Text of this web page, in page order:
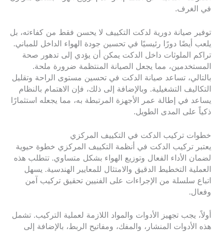
في الغرف.
توفير صيانة دورية لدكت التكييف لا يحسن فقط من كفاءته، بل
يلعب أيضًا دورًا رئيسيًا في تحسين جودة الهواء الداخل للمباني.
تراكم الملوثات داخل الدكت يمكن أن يؤدي إلى تدهور صحة
المستخدمين، مما يجعل الصيانة المنتظمة ضرورة ملحة.
بالتالي، تساعد صيانة الدكت في تحسين مستوى الراحة وتقليل
التكاليف التشغيلية. وبالإضافة إلى ذلك، فإن الاهتمام بالنظام
يساعد في إطالة عمر الأجهزة المرتبطة به، مما يجعله استثمارًا
ذكياً على المدى الطويل.
خطوات تركيب الدكت في التكييف المركزي
يعتبر تركيب الدكت في أنظمة التكييف المركزي خطوة حيوية
لضمان الأداء الفعال وتوزيع الهواء بشكل متساوي. تتطلب هذه
العملية التخطيط الدقيق والامتثال للمعايير الهندسية. يسهل
اتباع سلسلة من الإجراءات على الفنيين تحقيق تركيب آمن
وفعال.
أولاً، يجب تجهيز الأدوات والمواد اللازمة لعملية التركيب. تشمل
هذه الأدوات المنشار، والمفك، ومفاتيح الربط، بالإضافة إلى